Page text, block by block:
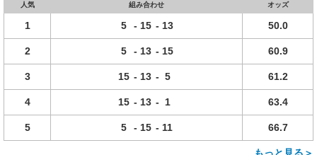
人気 組み合わせ オッズ
1 5 - 15 - 13 50.0
2 5 - 13 - 15 60.9
3 15 - 13 - 5 61.2
4 15 - 13 - 1 63.4
5 5 - 15 - 11 66.7